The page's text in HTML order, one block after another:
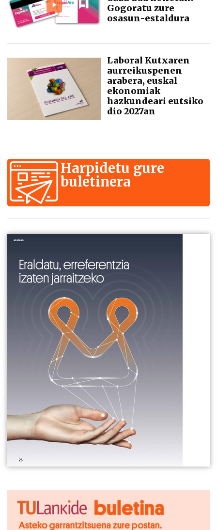
Gogoratu zure
osasun-estaldura
Laboral Kutxaren
aurreikuspenen
arabera, euskal
ekonomiak
hazkundeari eutsiko
dio 2027an
Harpidetu gure
buletinera